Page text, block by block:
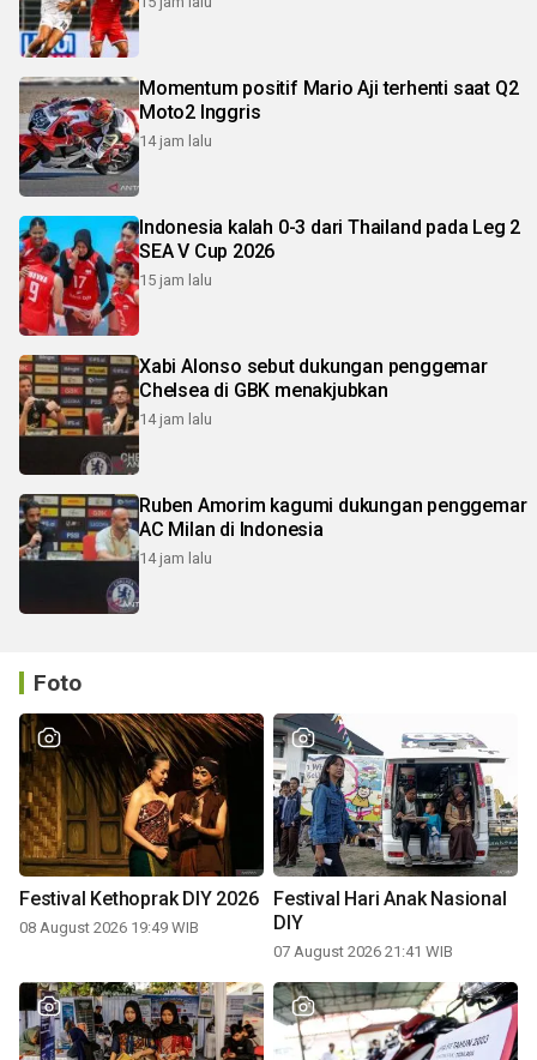
Momentum positif Mario Aji terhenti saat Q2
Moto2 Inggris
14 jam lalu
Indonesia kalah 0-3 dari Thailand pada Leg 2
SEA V Cup 2026
15 jam lalu
Xabi Alonso sebut dukungan penggemar
Chelsea di GBK menakjubkan
14 jam lalu
Ruben Amorim kagumi dukungan penggemar
AC Milan di Indonesia
14 jam lalu
Foto
Festival Kethoprak DIY 2026
08 August 2026 19:49 WIB
Festival Hari Anak Nasional
DIY
07 August 2026 21:41 WIB